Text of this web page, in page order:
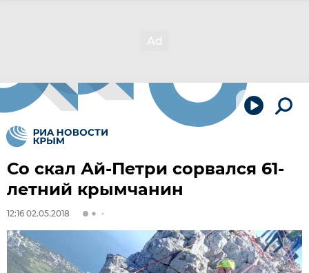
Со скал Ай-Петри сорвался 61-
летний крымчанин
12:16 02.05.2018